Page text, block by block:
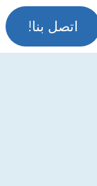
اتصل بنا!